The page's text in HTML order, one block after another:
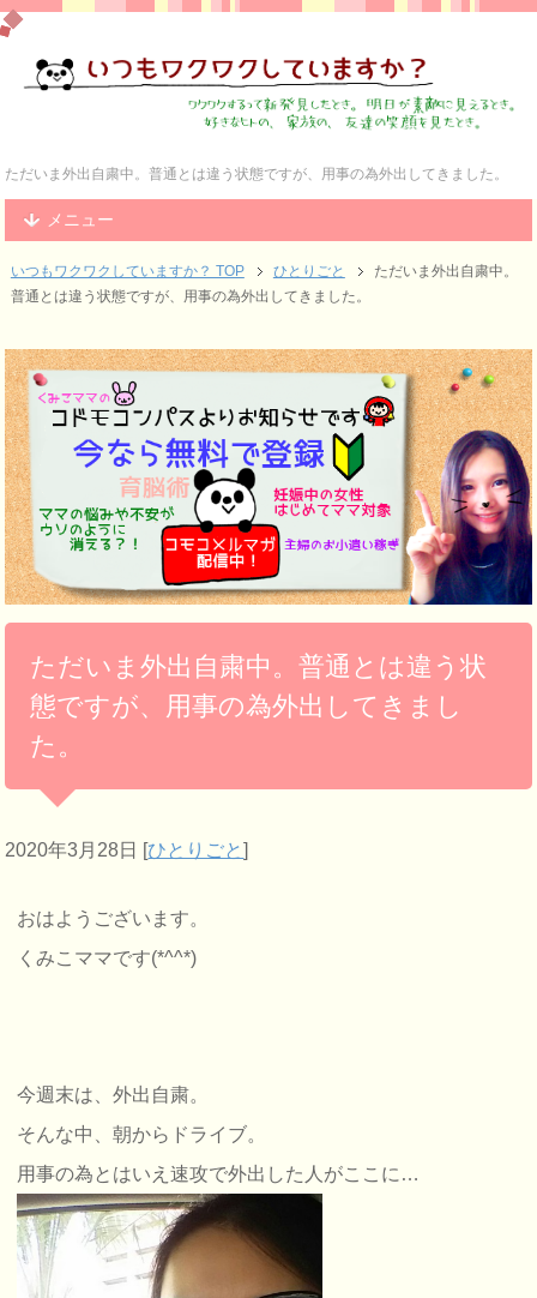
ただいま外出自粛中。普通とは違う状態ですが、用事の為外出してきました。
メニュー
いつもワクワクしていますか？ TOP ひとりごと
ただいま外出自粛中。
普通とは違う状態ですが、用事の為外出してきました。
ただいま外出自粛中。普通とは違う状
態ですが、用事の為外出してきまし
た。
2020年3月28日 [ひとりごと]
おはようございます。
くみこママです(*^^*)
今週末は、外出自粛。
そんな中、朝からドライブ。
用事の為とはいえ速攻で外出した人がここに…